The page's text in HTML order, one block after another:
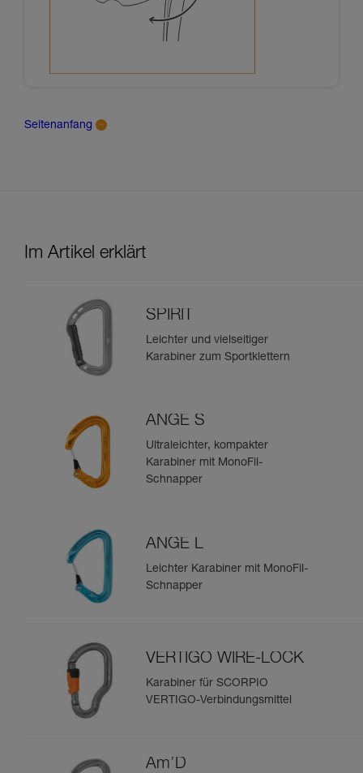
Seitenanfang
Im Artikel erklärt
SPIRIT
Leichter und vielseitiger
Karabiner zum Sportklettern
ANGE S
Ultraleichter, kompakter
Karabiner mit MonoFil-
Schnapper
ANGE L
Leichter Karabiner mit MonoFil-
Schnapper
VERTIGO WIRE-LOCK
Karabiner für SCORPIO
VERTIGO-Verbindungsmittel
Am’D